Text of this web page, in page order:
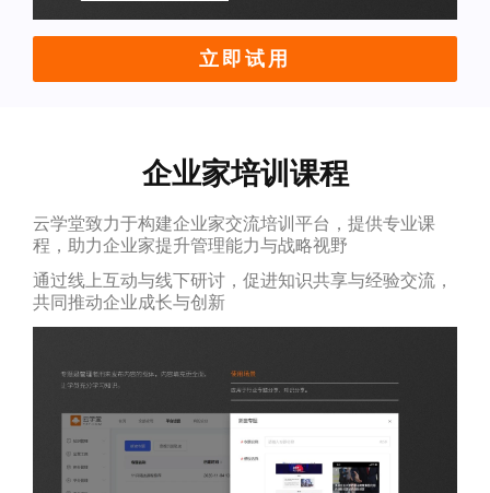
立即试用
企业家培训课程
云学堂致力于构建企业家交流培训平台，提供专业课
程，助力企业家提升管理能力与战略视野
通过线上互动与线下研讨，促进知识共享与经验交流，
共同推动企业成长与创新